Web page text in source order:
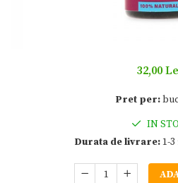
32,00
Pret per:
IN
Durata de livrare:1-3